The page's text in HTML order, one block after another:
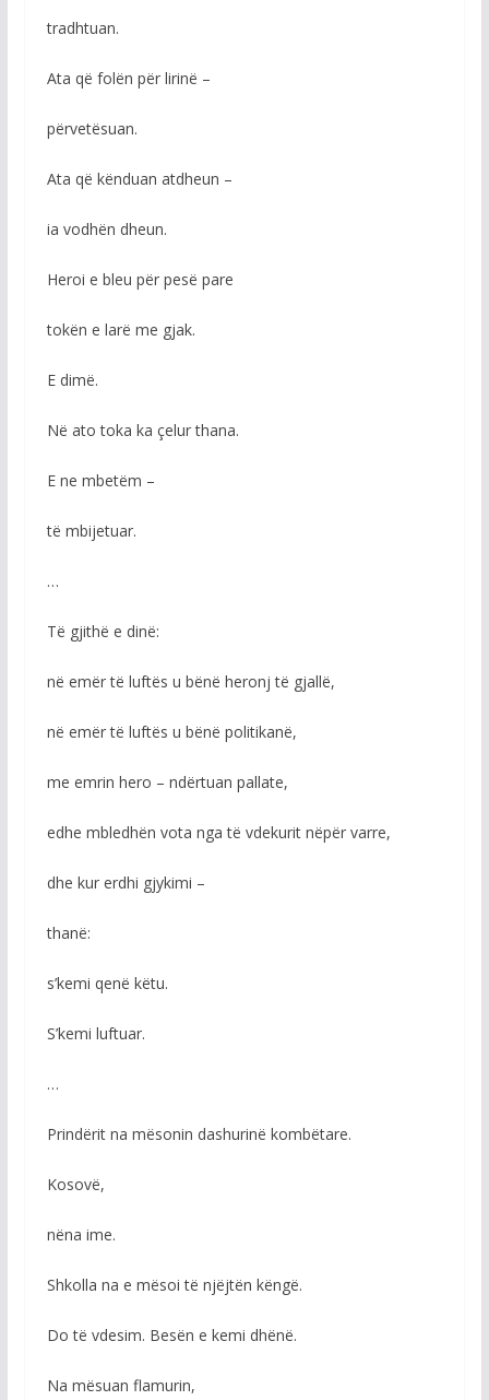
tradhtuan.
Ata që folën për lirinë –
përvetësuan.
Ata që kënduan atdheun –
ia vodhën dheun.
Heroi e bleu për pesë pare
tokën e larë me gjak.
E dimë.
Në ato toka ka çelur thana.
E ne mbetëm –
të mbijetuar.
…
Të gjithë e dinë:
në emër të luftës u bënë heronj të gjallë,
në emër të luftës u bënë politikanë,
me emrin hero – ndërtuan pallate,
edhe mbledhën vota nga të vdekurit nëpër varre,
dhe kur erdhi gjykimi –
thanë:
s’kemi qenë këtu.
S’kemi luftuar.
…
Prindërit na mësonin dashurinë kombëtare.
Kosovë,
nëna ime.
Shkolla na e mësoi të njëjtën këngë.
Do të vdesim. Besën e kemi dhënë.
Na mësuan flamurin,